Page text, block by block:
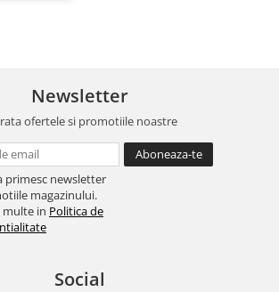
Newsletter
ofertele si promotiile noastre
primesc newsletter
magazinului.
multe in Politica de
Social